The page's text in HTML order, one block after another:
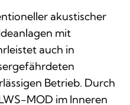
akustischer
mit
auch in
Betrieb. Durch
MOD im Inneren